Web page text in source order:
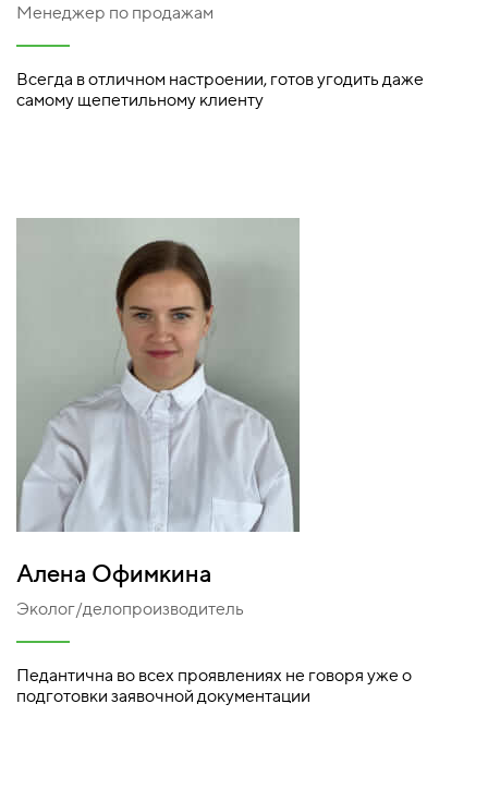
Менеджер по продажам
Всегда в отличном настроении, готов угодить даже
самому щепетильному клиенту
Алена Офимкина
Эколог/делопроизводитель
Педантична во всех проявлениях не говоря уже о
подготовки заявочной документации